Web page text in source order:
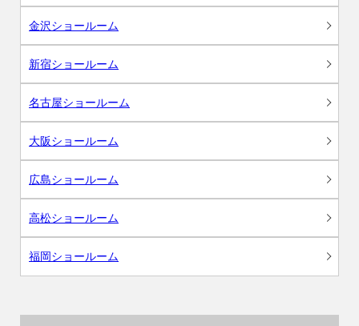
金沢ショールーム
新宿ショールーム
名古屋ショールーム
大阪ショールーム
広島ショールーム
高松ショールーム
福岡ショールーム